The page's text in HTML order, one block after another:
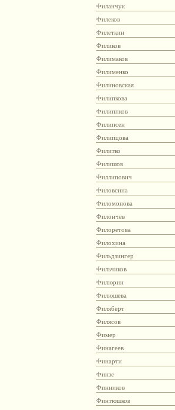
Филанчук
Филеков
Филеткин
Филиков
Филимаков
Филименко
Филиновская
Филипкова
Филиппков
Филипсен
Филипцова
Филитко
Филишов
Филлипович
Филовсина
Филомонова
Филончев
Филоретова
Филохина
Фильдзингер
Фильчиков
Филюрин
Филюшева
Филяберт
Филясов
Фимер
Финагеев
Финарти
Финзе
Финников
Финтюшков